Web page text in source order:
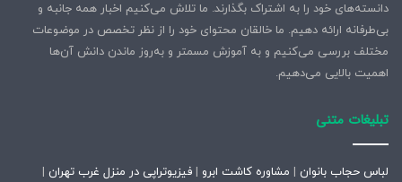
دانسته‌های خود را به اشتراک بگذارند. ما تلاش می‌کنیم اخبار همه جانبه و
بی‌طرفانه ارائه دهیم. ما خالقان محتوای خود را از نظر تخصص در موضوعات
مختلف بررسی می‌کنیم و به آموزش مسمتر و به‌روز ماندن دانش آن‌ها
اهمیت بالایی می‌دهیم.
تبلیغات متنی
لباس حجاب بانوان | مشاوره کاشت ابرو | فیزیوتراپی در منزل غرب تهران |